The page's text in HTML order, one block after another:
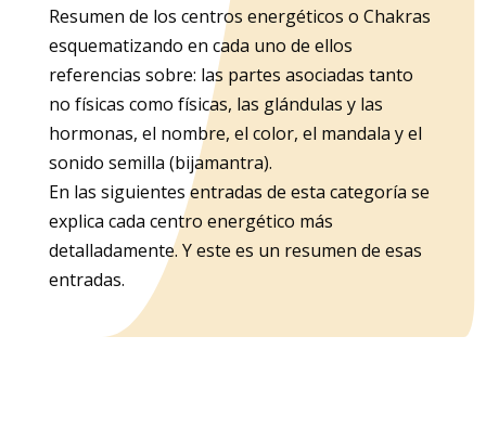
Resumen de los centros energéticos o Chakras
esquematizando en cada uno de ellos
referencias sobre: las partes asociadas tanto
no físicas como físicas, las glándulas y las
hormonas, el nombre, el color, el mandala y el
sonido semilla (bijamantra).
En las siguientes entradas de esta categoría se
explica cada centro energético más
detalladamente. Y este es un resumen de esas
entradas.